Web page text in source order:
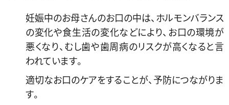
妊娠中のお母さんのお口の中は、ホルモンバランス
の変化や食生活の変化などにより、お口の環境が
悪くなり、むし歯や歯周病のリスクが高くなると言
われています。
適切なお口のケアをすることが、予防につながりま
す。